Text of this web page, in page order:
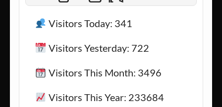
Visitors Today: 341
Visitors Yesterday: 722
Visitors This Month: 3496
Visitors This Year: 233684